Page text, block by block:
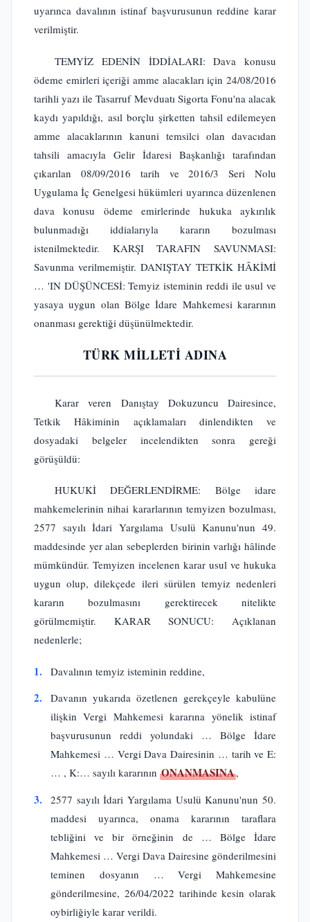
uyarınca davalının istinaf başvurusunun reddine karar
verilmiştir.
TEMYİZ EDENİN İDDİALARI: Dava konusu
ödeme emirleri içeriği amme alacakları için 24/08/2016
tarihli yazı ile Tasarruf Mevduatı Sigorta Fonu'na alacak
kaydı yapıldığı, asıl borçlu şirketten tahsil edilemeyen
amme alacaklarının kanuni temsilci olan davacıdan
tahsili amacıyla Gelir İdaresi Başkanlığı tarafından
çıkarılan 08/09/2016 tarih ve 2016/3 Seri Nolu
Uygulama İç Genelgesi hükümleri uyarınca düzenlenen
dava konusu ödeme emirlerinde hukuka aykırılık
bulunmadığı iddialarıyla kararın bozulması
istenilmektedir. KARŞI TARAFIN SAVUNMASI:
Savunma verilmemiştir. DANIŞTAY TETKİK HÂKİMİ
… 'IN DÜŞÜNCESİ: Temyiz isteminin reddi ile usul ve
yasaya uygun olan Bölge İdare Mahkemesi kararının
onanması gerektiği düşünülmektedir.
TÜRK MİLLETİ ADINA
Karar veren Danıştay Dokuzuncu Dairesince,
Tetkik Hâkiminin açıklamaları dinlendikten ve
dosyadaki belgeler incelendikten sonra gereği
görüşüldü:
HUKUKİ DEĞERLENDİRME: Bölge idare
mahkemelerinin nihai kararlarının temyizen bozulması,
2577 sayılı İdari Yargılama Usulü Kanunu'nun 49.
maddesinde yer alan sebeplerden birinin varlığı hâlinde
mümkündür. Temyizen incelenen karar usul ve hukuka
uygun olup, dilekçede ileri sürülen temyiz nedenleri
kararın bozulmasını gerektirecek nitelikte
görülmemiştir. KARAR SONUCU: Açıklanan
nedenlerle;
1. Davalının temyiz isteminin reddine,
2.
Davanın yukarıda özetlenen gerekçeyle kabulüne
ilişkin Vergi Mahkemesi kararına yönelik istinaf
başvurusunun reddi yolundaki … Bölge İdare
Mahkemesi … Vergi Dava Dairesinin … tarih ve E:
… , K:… sayılı kararının ONANMASINA,
3.
2577 sayılı İdari Yargılama Usulü Kanunu'nun 50.
maddesi uyarınca, onama kararının taraflara
tebliğini ve bir örneğinin de … Bölge İdare
Mahkemesi … Vergi Dava Dairesine gönderilmesini
teminen dosyanın … Vergi Mahkemesine
gönderilmesine, 26/04/2022 tarihinde kesin olarak
oybirliğiyle karar verildi.